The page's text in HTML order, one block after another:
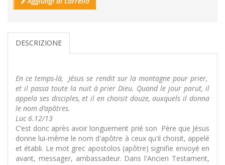
DESCRIZIONE
En ce temps-là, Jésus se rendit sur la montagne pour prier,
et il passa toute la nuit à prier Dieu. Quand le jour parut, il
appela ses disciples, et il en choisit douze, auxquels il donna
le nom d’apôtres.
Luc 6.12/13
C’est donc après avoir longuement prié son Père que Jésus
donne lui-même le nom d'apôtre à ceux qu'il choisit, appelé
et établi. Le mot grec apostolos (apôtre) signifie envoyé en
avant, messager, ambassadeur. Dans l'Ancien Testament,